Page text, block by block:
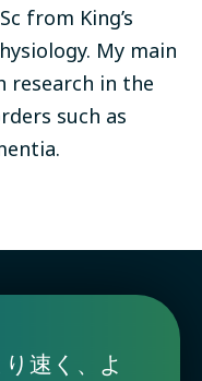
from King’s
My main
research in the
such as
速く、よ